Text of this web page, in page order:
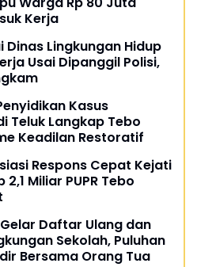
Kerja
Dinas Lingkungan Hidup
Usai Dipanggil Polisi,
Kasus
Teluk Langkap Tebo
Keadilan Restoratif
Respons Cepat Kejati
Miliar PUPR Tebo
Gelar Daftar Ulang dan
Sekolah, Puluhan
Bersama Orang Tua